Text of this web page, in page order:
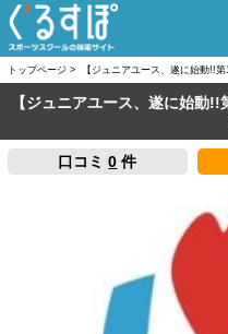
トップページ > 【ジュニアユース、遂に始動!!
【ジュニアユース、遂に始動
口コミ0 件